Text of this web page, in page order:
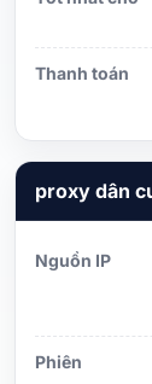
Thanh toán
proxy dân
Nguồn IP
Phiên